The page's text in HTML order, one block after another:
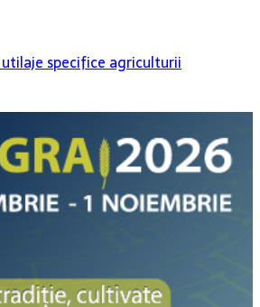
specifice agriculturii